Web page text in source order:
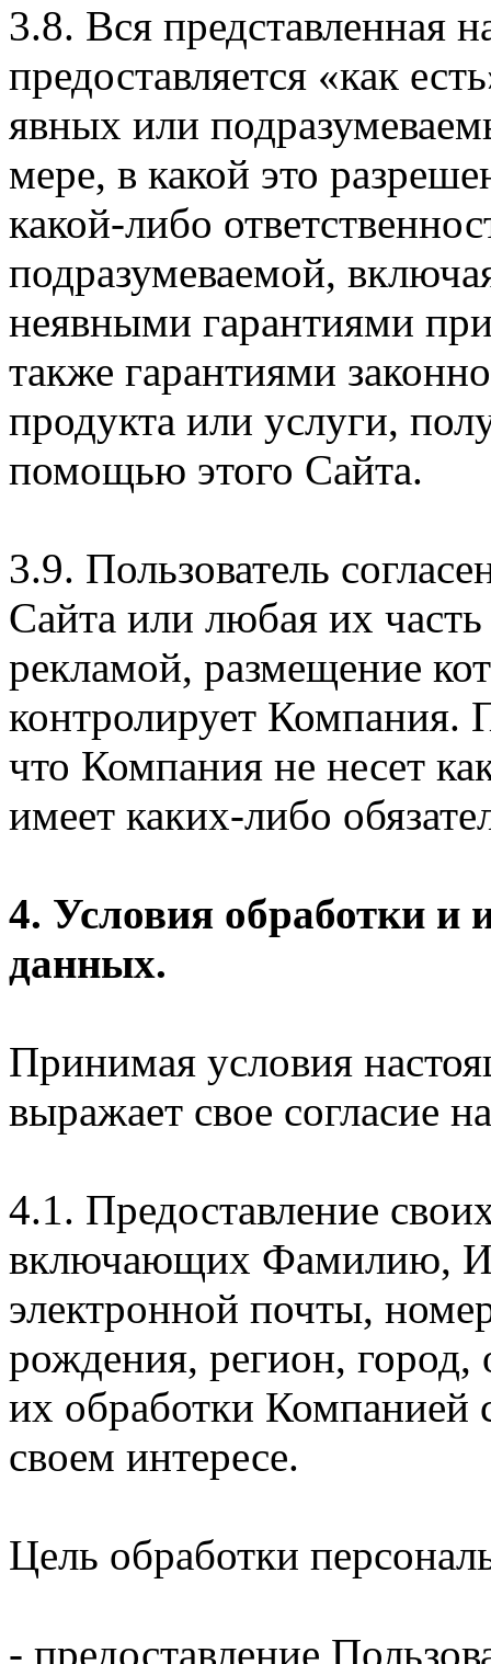
3.8. Вся представленная
предоставляется «как
явных или
мере, в какой это
какой-либо
подразумеваемой,
неявными гарантиями
также гарантиями
продукта или услуги,
помощью этого Сайта.
3.9. Пользователь
Сайта или любая их
рекламой, размещение
контролирует Компания.
что Компания не несет
имеет каких-либо
4. Условия обработки и
данных.
Принимая условия
выражает свое согласие
4.1. Предоставление
включающих Фамилию,
электронной почты,
рождения, регион,
их обработки Компанией
своем интересе.
Цель обработки
- предоставление